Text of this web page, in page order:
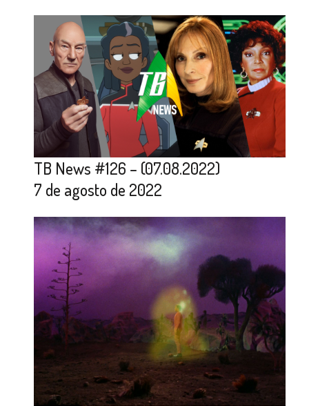
TB News #126 – (07.08.2022)
7 de agosto de 2022